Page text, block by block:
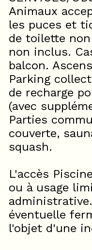
Animaux
les puces et
de toilette
non inclus.
balcon.
Parking
de recharge
(avec
Parties
couverte,
squash.
L'accès
ou à usage
éventuelle
l'objet d'une